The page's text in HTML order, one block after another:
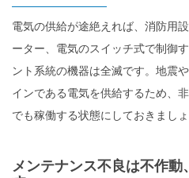
電気の供給が途絶えれば、消防用
ーター、電気のスイッチ式で制御
ント系統の機器は全滅です。地震
インである電気を供給するため、
でも稼働する状態にしておきましょ
メンテナンス不良は不作動